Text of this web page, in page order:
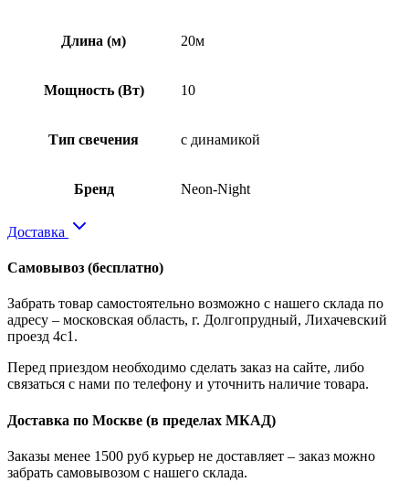
Длина (м) 20м
Мощность (Вт) 10
Тип свечения с динамикой
Бренд Neon-Night
Доставка
Самовывоз (бесплатно)
Забрать товар самостоятельно возможно с нашего склада по
адресу – московская область, г. Долгопрудный, Лихачевский
проезд 4с1.
Перед приездом необходимо сделать заказ на сайте, либо
связаться с нами по телефону и уточнить наличие товара.
Доставка по Москве (в пределах МКАД)
Заказы менее 1500 руб курьер не доставляет – заказ можно
забрать самовывозом с нашего склада.